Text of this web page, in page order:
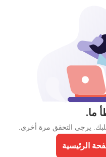
ما.
يرجى التحقق مرة أخرى.
الرئيسية